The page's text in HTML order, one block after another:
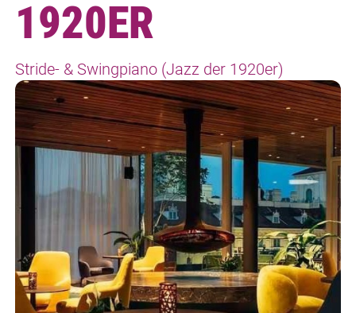
1920ER
Stride- & Swingpiano (Jazz der 1920er)